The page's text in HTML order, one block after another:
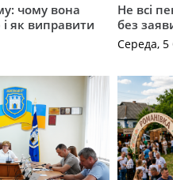
чому вона
як виправити
Не всі
без
Середа,